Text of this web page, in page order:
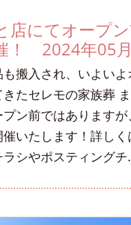
店にてオープ
！ 2024年05
搬入され、いよいよ
たセレモの家族葬
ン前ではありますが
いたします！詳し
ラシやポスティング